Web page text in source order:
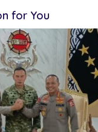
for You